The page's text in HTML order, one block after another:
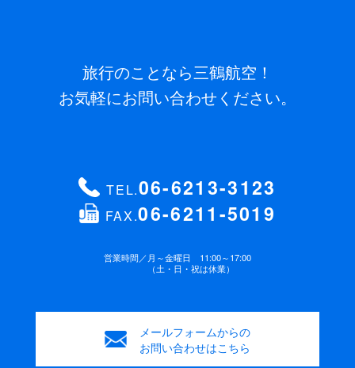
旅行のことなら三鶴航空！
お気軽にお問い合わせください。
TEL.06-6213-3123
FAX.06-6211-5019
営業時間／月～金曜日 11:00～17:00
（土・日・祝は休業）
メールフォームからの
お問い合わせはこちら